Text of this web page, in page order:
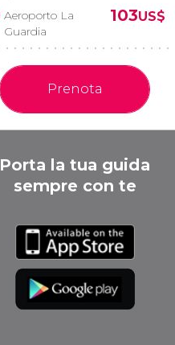
Aeroporto La
Guardia
103US$
Prenota
Porta la tua guida
sempre con te